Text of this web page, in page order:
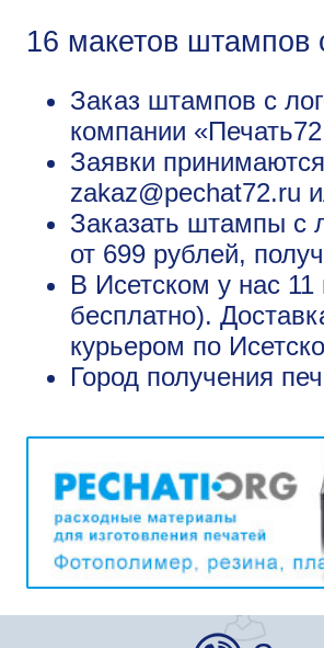
16 макетов
Заказ штампов с
компании
Заявки
zakaz@pechat72.ru
Заказать штампы с
от 699 рублей,
В Исетском у нас 11
бесплатно).
курьером по
Город получения